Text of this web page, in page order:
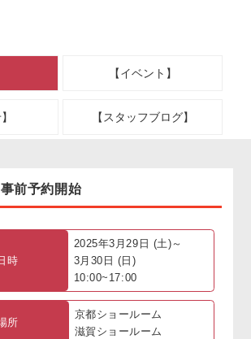
ート
お問い合わせ
【イベント】
【スタッフブログ】
前予約開始
時
2025年3月29日 (土)～
3月30日 (日)
10:00~17:00
所
京都ショールーム
滋賀ショールーム